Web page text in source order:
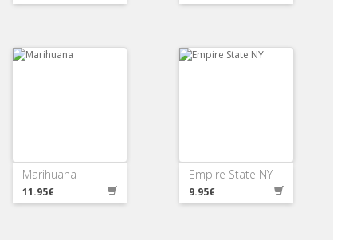
Marihuana
11.95€
Empire State NY
9.95€